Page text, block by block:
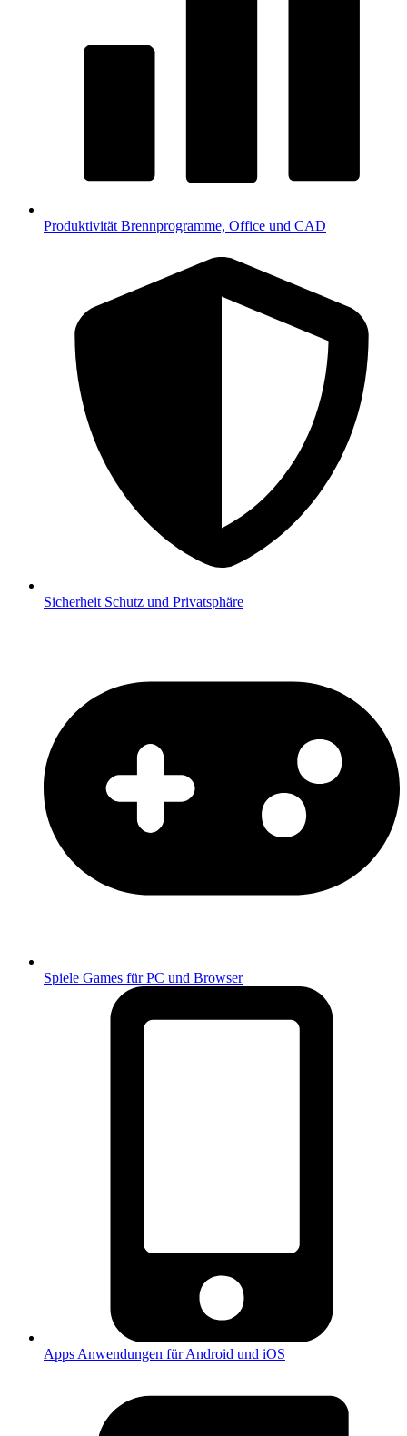
Produktivität Brennprogramme, Office und CAD
Sicherheit Schutz und Privatsphäre
Spiele Games für PC und Browser
Apps Anwendungen für Android und iOS